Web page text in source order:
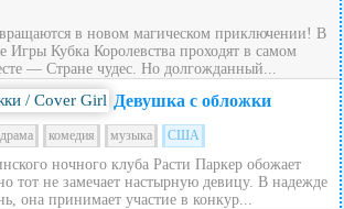
в новом магическом приключении! В
Игры Кубка Королевства проходят в самом
— Стране чудес. Но долгожданный...
Девушка с обложки
комедия музыка США
ночного клуба Расти Паркер обожает
тот не замечает настырную девицу. В надежде
она принимает участие в конкур...